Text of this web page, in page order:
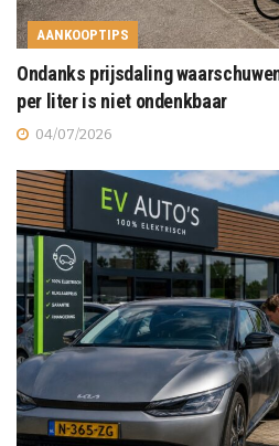
AANKOOPTIPS
Ondanks prijsdaling
per liter is niet ondenkbaar
04/07/2026